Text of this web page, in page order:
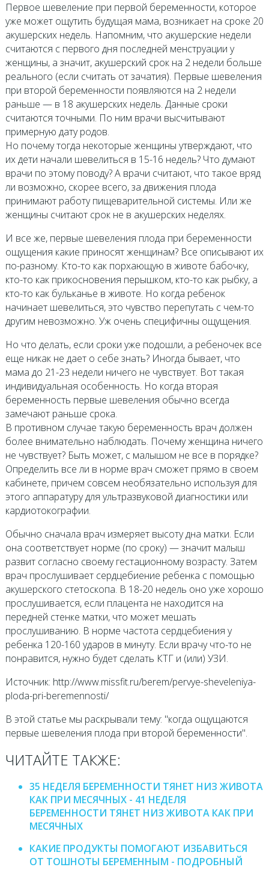
Первое шевеление при первой беременности, которое
уже может ощутить будущая мама, возникает на сроке 20
акушерских недель. Напомним, что акушерские недели
считаются с первого дня последней менструации у
женщины, а значит, акушерский срок на 2 недели больше
реального (если считать от зачатия). Первые шевеления
при второй беременности появляются на 2 недели
раньше — в 18 акушерских недель. Данные сроки
считаются точными. По ним врачи высчитывают
примерную дату родов.
Но почему тогда некоторые женщины утверждают, что
их дети начали шевелиться в 15-16 недель? Что думают
врачи по этому поводу? А врачи считают, что такое вряд
ли возможно, скорее всего, за движения плода
принимают работу пищеварительной системы. Или же
женщины считают срок не в акушерских неделях.
И все же, первые шевеления плода при беременности
ощущения какие приносят женщинам? Все описывают их
по-разному. Кто-то как порхающую в животе бабочку,
кто-то как прикосновения перышком, кто-то как рыбку, а
кто-то как бульканье в животе. Но когда ребенок
начинает шевелиться, это чувство перепутать с чем-то
другим невозможно. Уж очень специфичны ощущения.
Но что делать, если сроки уже подошли, а ребеночек все
еще никак не дает о себе знать? Иногда бывает, что
мама до 21-23 недели ничего не чувствует. Вот такая
индивидуальная особенность. Но когда вторая
беременность первые шевеления обычно всегда
замечают раньше срока.
В противном случае такую беременность врач должен
более внимательно наблюдать. Почему женщина ничего
не чувствует? Быть может, с малышом не все в порядке?
Определить все ли в норме врач сможет прямо в своем
кабинете, причем совсем необязательно используя для
этого аппаратуру для ультразвуковой диагностики или
кардиотокографии.
Обычно сначала врач измеряет высоту дна матки. Если
она соответствует норме (по сроку) — значит малыш
развит согласно своему гестационному возрасту. Затем
врач прослушивает сердцебиение ребенка с помощью
акушерского стетоскопа. В 18-20 недель оно уже хорошо
прослушивается, если плацента не находится на
передней стенке матки, что может мешать
прослушиванию. В норме частота сердцебиения у
ребенка 120-160 ударов в минуту. Если врачу что-то не
понравится, нужно будет сделать КТГ и (или) УЗИ.
Источник: http://www.missfit.ru/berem/pervye-sheveleniya-
ploda-pri-beremennosti/
В этой статье мы раскрывали тему: "когда ощущаются
первые шевеления плода при второй беременности".
ЧИТАЙТЕ ТАКЖЕ:
35 НЕДЕЛЯ БЕРЕМЕННОСТИ ТЯНЕТ НИЗ ЖИВОТА
КАК ПРИ МЕСЯЧНЫХ - 41 НЕДЕЛЯ
БЕРЕМЕННОСТИ ТЯНЕТ НИЗ ЖИВОТА КАК ПРИ
МЕСЯЧНЫХ
КАКИЕ ПРОДУКТЫ ПОМОГАЮТ ИЗБАВИТЬСЯ
ОТ ТОШНОТЫ БЕРЕМЕННЫМ - ПОДРОБНЫЙ